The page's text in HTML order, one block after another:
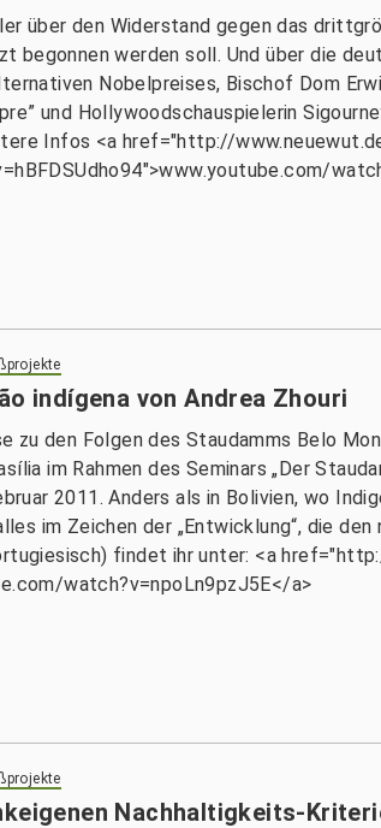
über den Widerstand gegen das
begonnen werden soll. Und über die
Nobelpreises, Bischof Dom
und Hollywoodschauspielerin
Infos <a href="http://
indígena von Andrea Zhouri
zu den Folgen des Staudamms Belo
im Rahmen des Seminars „Der
2011. Anders als in Bolivien, wo
im Zeichen der „Entwicklung“, die
findet ihr unter: <a
watch?v=npoLn9pzJ5E</a>
Nachhaltigkeits-